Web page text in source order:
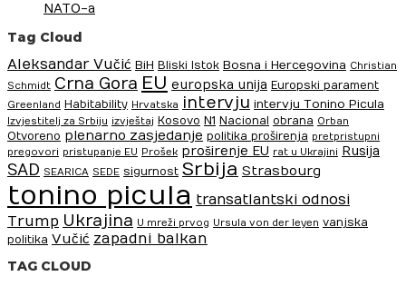
NATO-a
Tag Cloud
Aleksandar Vučić BiH Bliski Istok Bosna i Hercegovina Christian
Schmidt Crna Gora EU europska unija Europski parament
Greenland Habitability Hrvatska intervju intervju Tonino Picula
Izvjestitelj za Srbiju izvještaj Kosovo N1 Nacional obrana Orban
Otvoreno plenarno zasjedanje politika proširenja pretpristupni
pregovori pristupanje EU Prošek proširenje EU rat u Ukrajini Rusija
SAD SEARICA SEDE sigurnost Srbija Strasbourg
tonino picula transatlantski odnosi
Trump Ukrajina U mreži prvog Ursula von der leyen vanjska
politika Vučić zapadni balkan
TAG CLOUD